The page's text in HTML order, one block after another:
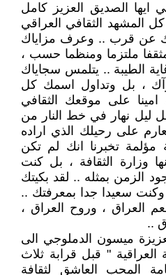
الصديق العزيز كامل
كل المشهد الثقافي العراقي
عن قرب .. وعرف مزاياك
مثقفا ملتزما ومنظما حسب ،
الطيبة .. يتلمس سجاياك
، بل وتداول اسمك كل
امينا على موقعك الثقافي
ليل نهار في خط النار من
على رحيلك الذي اراده
تخبرنا انك لم تكن
وزارة الثقافة ، بل كنت
الزمن بمثله .. لقد بكيتك
وكنت سعيدا جدا بمعرفتك ..
العراق ، وروح العراق ،
..
ميسون الدملوجي الى
" قبل قرابة ثلاث
المحب العاشق لثقافة